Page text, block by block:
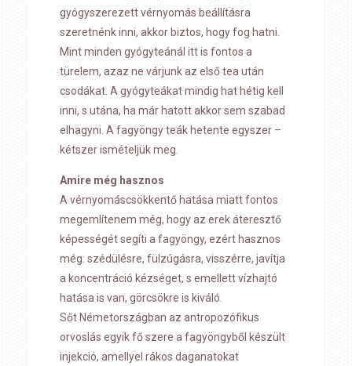
gyógyszerezett vérnyomás beállításra
szeretnénk inni, akkor biztos, hogy fog hatni.
Mint minden gyógyteánál itt is fontos a
türelem, azaz ne várjunk az első tea után
csodákat. A gyógyteákat mindig hat hétig kell
inni, s utána, ha már hatott akkor sem szabad
elhagyni. A fagyöngy teák hetente egyszer –
kétszer ismételjük meg.
Amire még hasznos
A vérnyomáscsökkentő hatása miatt fontos
megemlítenem még, hogy az erek áteresztő
képességét segíti a fagyöngy, ezért hasznos
még: szédülésre, fülzúgásra, visszérre, javítja
a koncentráció kézséget, s emellett vízhajtó
hatása is van, görcsökre is kiváló.
Sőt Németországban az antropozófikus
orvoslás egyik fő szere a fagyöngyből készült
injekció, amellyel rákos daganatokat